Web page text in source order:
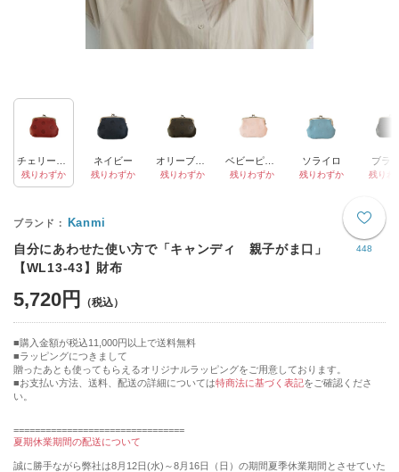
残りわずか
ネイビー
残りわずか 残りわずか 残りわずか
ソライロ
残りわずか
ブラ
残りわ
448
Kanmi
自分にあわせた使い方で「キャンディ 親子がま口」
【WL13-43】財布
5,720円
購入金額が税込11,000円以上で送料無料
ラッピングにつきまして
贈ったあとも使ってもらえるオリジナルラッピングをご用意しております。
■お支払い方法、送料、配送の詳細については特商法に基づく表記をご確認くださ
い。
================================
夏期休業期間の配送について
誠に勝手ながら弊社は8月12日(水)～8月16日（日）の期間夏季休業期間とさせていた